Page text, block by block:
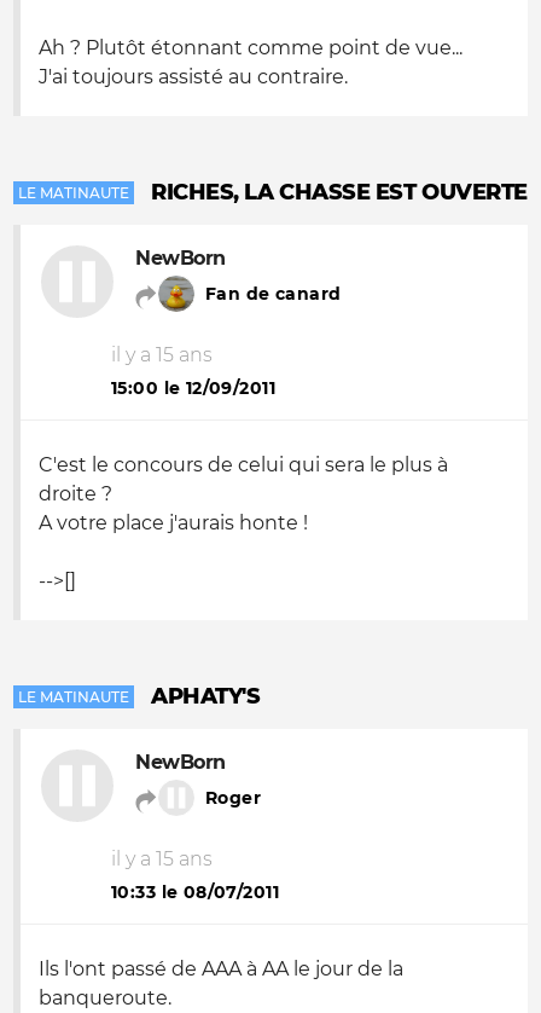
Ah ? Plutôt étonnant comme point de vue...
J'ai toujours assisté au contraire.
LE MATINAUTE RICHES, LA CHASSE EST OUVERTE
NewBorn
Fan de canard
il y a 15 ans
15:00 le 12/09/2011
C'est le concours de celui qui sera le plus à
droite ?
A votre place j'aurais honte !
-->[]
LE MATINAUTE APHATY'S
NewBorn
Roger
il y a 15 ans
10:33 le 08/07/2011
Ils l'ont passé de AAA à AA le jour de la
banqueroute.